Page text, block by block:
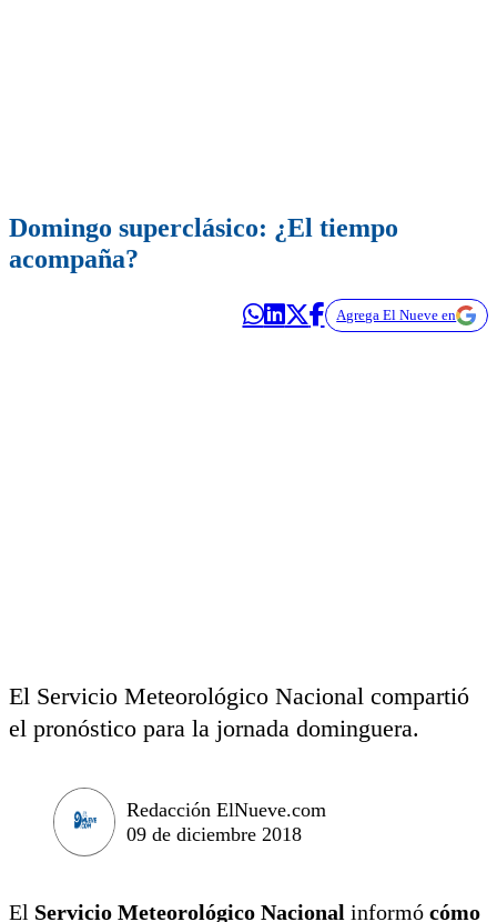
Domingo superclásico: ¿El tiempo
acompaña?
Agrega El Nueve en
El Servicio Meteorológico Nacional compartió
el pronóstico para la jornada dominguera.
Redacción ElNueve.com
09 de diciembre 2018
El Servicio Meteorológico Nacional informó cómo